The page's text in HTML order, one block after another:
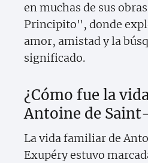
en muchas de sus
Principito", donde
amor, amistad y la
significado.
¿Cómo fue la
Antoine de
La vida familiar de
Exupéry estuvo